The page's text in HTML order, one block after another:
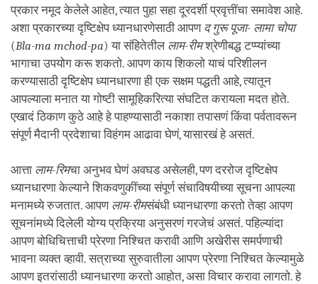
प्रकार नमूद केलेले आहेत, त्यात पुहा सहा दूरदर्शी प्रवृत्तींचा समावेश आहे.
अशा प्रकारच्या दृष्टिक्षेप ध्यानधारणेसाठी आपण द गुरू पूजा- लामा चोपा
(Bla-ma mchod-pa) या संहितेतील लाम-रीमश्रेणीबद्ध टप्प्यांच्या
भागाचा उपयोग करू शकतो. आपण काय शिकलो याचं परिशीलन
करण्यासाठी दृष्टिक्षेप ध्यानधारणा ही एक सक्षम पद्धती आहे, त्यातून
आपल्याला मनात या गोष्टी सामूहिकरित्या संघटित करायला मदत होते.
एखादं ठिकाण कुठे आहे हे पाहण्यासाठी नकाशा तपासणं किंवा पर्वतावरून
संपूर्ण मैदानी प्रदेशाचा विहंगम आढावा घेणं, यासारखं हे असतं.
आत्ता लाम-रिमचा अनुभव घेणं अवघड असेलही, पण दररोज दृष्टिक्षेप
ध्यानधारणा केल्याने शिकवणुकींच्या संपूर्ण संचाविषयीच्या सूचना आपल्या
मनामध्ये रुजतात. आपण लाम-रीमसंबंधी ध्यानधारणा करतो तेव्हा आपण
सूचनांमध्ये दिलेली योग्य प्रक्रिया अनुसरणं गरजेचं असतं. पहिल्यांदा
आपण बोधिचित्ताची प्रेरणा निश्चित करावी आणि अखेरीस समर्पणाची
भावना व्यक्त व्हावी. सत्राच्या सुरुवातीला आपण प्रेरणा निश्चित केल्यामुळे
आपण इतरांसाठी ध्यानधारणा करतो आहोत, असा विचार करावा लागतो. हे